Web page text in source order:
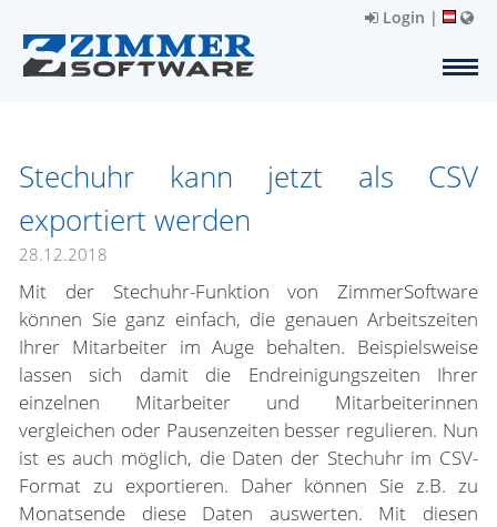
Login |
Stechuhr kann jetzt als CSV
exportiert werden
28.12.2018
Mit der Stechuhr-Funktion von ZimmerSoftware
können Sie ganz einfach, die genauen Arbeitszeiten
Ihrer Mitarbeiter im Auge behalten. Beispielsweise
lassen sich damit die Endreinigungszeiten Ihrer
einzelnen Mitarbeiter und Mitarbeiterinnen
vergleichen oder Pausenzeiten besser regulieren. Nun
ist es auch möglich, die Daten der Stechuhr im CSV-
Format zu exportieren. Daher können Sie z.B. zu
Monatsende diese Daten auswerten. Mit diesen